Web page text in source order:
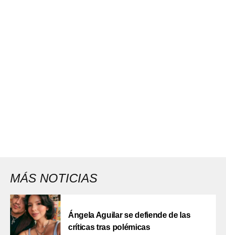
MÁS NOTICIAS
Ángela Aguilar se defiende de las
críticas tras polémicas